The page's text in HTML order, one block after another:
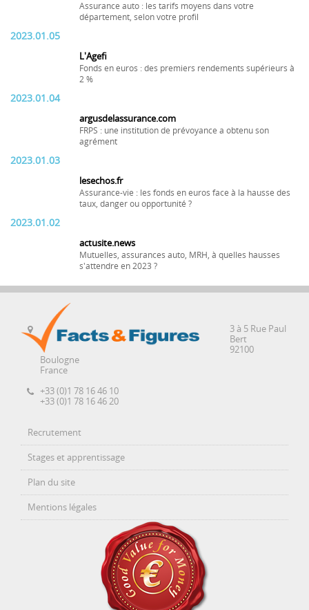
Assurance auto : les tarifs moyens dans votre
département, selon votre profil
2023.01.05
L'Agefi
Fonds en euros : des premiers rendements supérieurs à
2 %
2023.01.04
argusdelassurance.com
FRPS : une institution de prévoyance a obtenu son
agrément
2023.01.03
lesechos.fr
Assurance-vie : les fonds en euros face à la hausse des
taux, danger ou opportunité ?
2023.01.02
actusite.news
Mutuelles, assurances auto, MRH, à quelles hausses
s'attendre en 2023 ?
3 à 5 Rue Paul
Bert
92100
Boulogne
France
+33 (0)1 78 16 46 10
+33 (0)1 78 16 46 20
Recrutement
Stages et apprentissage
Plan du site
Mentions légales